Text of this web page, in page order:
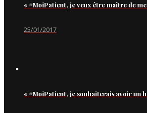
« #MoiPatient, je veux être maître de
25/01/2017
« #MoiPatient, je souhaiterais avoir un